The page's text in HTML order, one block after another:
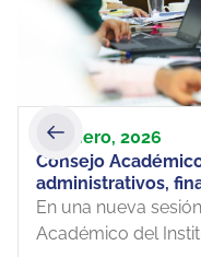
28 enero, 2026
Consejo
administrativos,
sobre el valor de la
En una nueva
Académico del